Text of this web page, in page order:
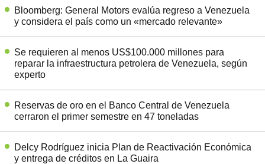
Bloomberg: General Motors evalúa regreso a Venezuela
y considera el país como un «mercado relevante»
Se requieren al menos US$100.000 millones para
reparar la infraestructura petrolera de Venezuela, según
experto
Reservas de oro en el Banco Central de Venezuela
cerraron el primer semestre en 47 toneladas
Delcy Rodríguez inicia Plan de Reactivación Económica
y entrega de créditos en La Guaira